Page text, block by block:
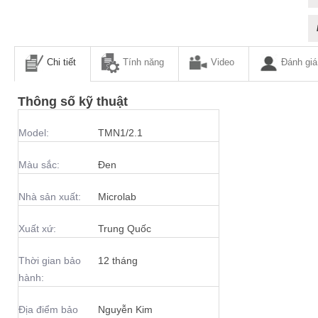
Chi tiết Tính năng Video Đánh giá
Thông số kỹ thuật
Model: TMN1/2.1
Màu sắc: Đen
Nhà sản xuất: Microlab
Xuất xứ: Trung Quốc
Thời gian bảo
hành:
12 tháng
Địa điểm bảo
Nguyễn Kim